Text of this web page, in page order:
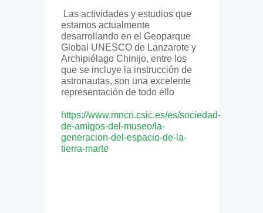
Las actividades y estudios que
estamos actualmente
desarrollando en el Geoparque
Global UNESCO de Lanzarote y
Archipiélago Chinijo, entre los
que se incluye la instrucción de
astronautas, son una excelente
representación de todo ello
https://www.mncn.csic.es/es/sociedad-
de-amigos-del-museo/la-
generacion-del-espacio-de-la-
tierra-marte